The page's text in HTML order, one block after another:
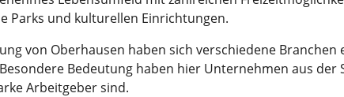
Parks und kulturellen Einrichtungen.
von Oberhausen haben sich verschiedene
Bedeutung haben hier Unternehmen aus
Arbeitgeber sind.